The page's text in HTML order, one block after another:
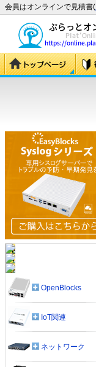
会員はオンラインで見積書(
OpenBlocks
IoT関連
ネットワーク